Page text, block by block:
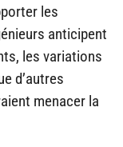
les
anticipent
les variations
d’autres
menacer la